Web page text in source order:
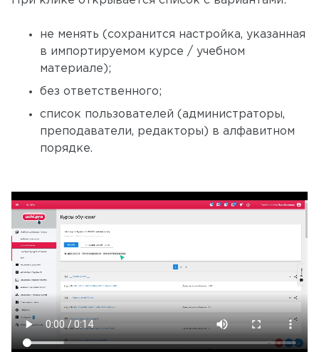
не менять (сохранится настройка, указанная
в импортируемом курсе / учебном
материале);
без ответственного;
список пользователей (администраторы,
преподаватели, редакторы) в алфавитном
порядке.